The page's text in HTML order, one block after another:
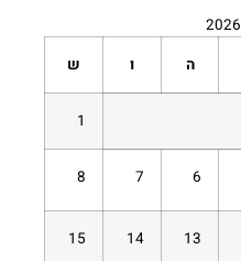
ה ו ש
1
6
7
8
13
14
15